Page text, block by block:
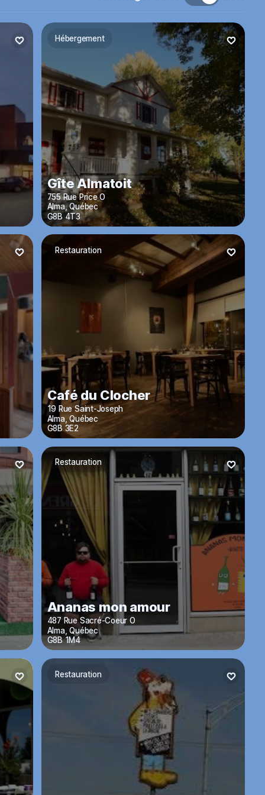
Hébergement
Gîte Almatoit
755 Rue Price O
Alma, Québec
G8B 4T3
Restauration
Café du Clocher
19 Rue Saint-Joseph
Alma, Québec
G8B 3E2
Restauration
Ananas mon amour
487 Rue Sacré-Coeur O
Alma, Québec
G8B 1M4
Restauration